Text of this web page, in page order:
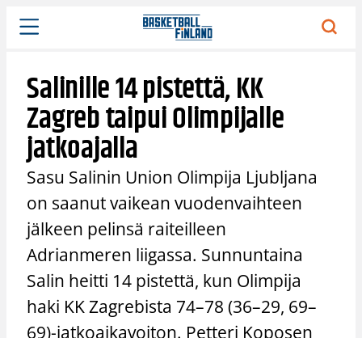
Siirry
sisältöön
Salinille 14 pistettä, KK
Zagreb taipui Olimpijalle
jatkoajalla
Sasu Salinin Union Olimpija Ljubljana
on saanut vaikean vuodenvaihteen
jälkeen pelinsä raiteilleen
Adrianmeren liigassa. Sunnuntaina
Salin heitti 14 pistettä, kun Olimpija
haki KK Zagrebista 74–78 (36–29, 69–
69)-jatkoaikavoiton. Petteri Koposen